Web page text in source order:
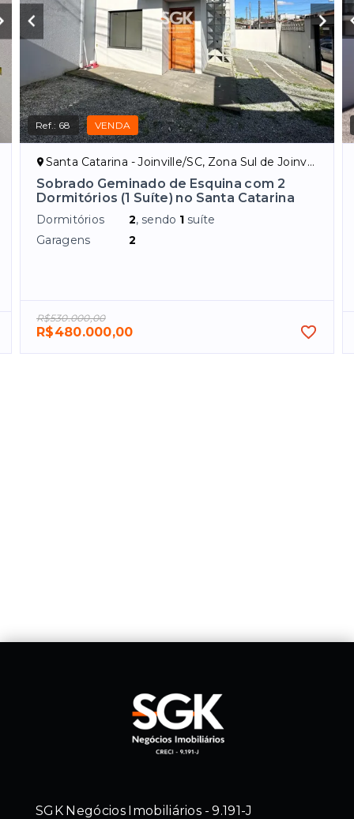
Ref.: 68 VENDA
Santa Catarina - Joinville/SC, Zona Sul de Joinville
Sobrado Geminado de Esquina com 2
Dormitórios (1 Suíte) no Santa Catarina
Dormitórios 2, sendo 1 suíte
Garagens
2
R$530.000,00
R$480.000,00
SGK Negócios Imobiliários - 9.191-J